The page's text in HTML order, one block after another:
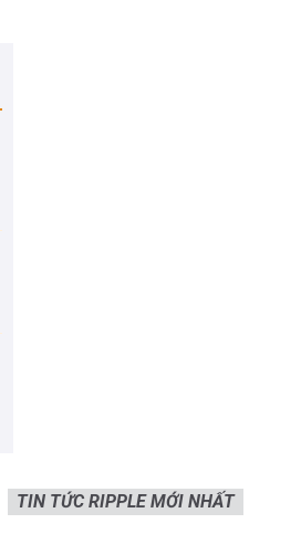
TIN TỨC RIPPLE MỚI NHẤT